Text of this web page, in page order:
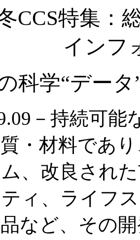
CCS特集
インフ
科学“デー
－持続可能
・材料であ
、改良され
ィ、ライフ
など、その